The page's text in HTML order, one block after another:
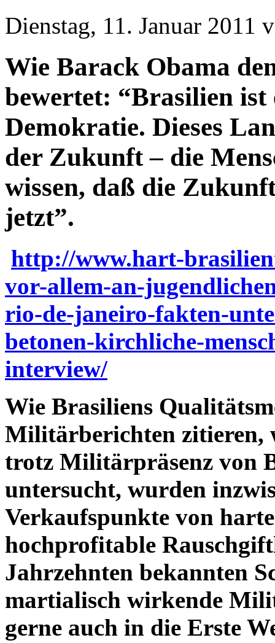
Dienstag, 11. Januar 2011
Wie Barack Obama
bewertet: “Brasilien ist
Demokratie. Dieses
der Zukunft – die
wissen, daß die
jetzt”.
http://www.hart-
vor-allem-an-
rio-de-janeiro-fakten-
betonen-kirchliche-
interview/
Wie Brasiliens
Militärberichten zitieren,
trotz Militärpräsenz von
untersucht, wurden
Verkaufspunkte von
hochprofitable
Jahrzehnten bekannten
martialisch wirkende
gerne auch in die Erste